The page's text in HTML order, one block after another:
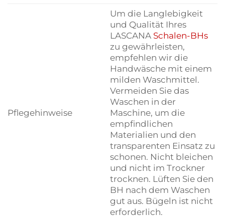
Pflegehinweise
Um die Langlebigkeit
und Qualität Ihres
LASCANA Schalen-BHs
zu gewährleisten,
empfehlen wir die
Handwäsche mit einem
milden Waschmittel.
Vermeiden Sie das
Waschen in der
Maschine, um die
empfindlichen
Materialien und den
transparenten Einsatz zu
schonen. Nicht bleichen
und nicht im Trockner
trocknen. Lüften Sie den
BH nach dem Waschen
gut aus. Bügeln ist nicht
erforderlich.